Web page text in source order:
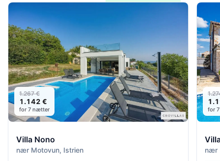
1.267 €
1.142 €
for 7 nætter
Villa Nono
nær Motovun, Istrien
for
nær